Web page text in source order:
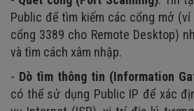
Public để tìm kiếm các cổng mở
cổng 3389 cho Remote Desktop)
và tìm cách xâm nhập.
- Dò tìm thông tin (Information
có thể sử dụng Public IP để xác